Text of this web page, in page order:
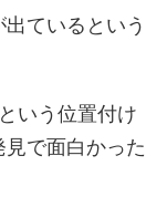
ているという
いう位置付け
で面白かった